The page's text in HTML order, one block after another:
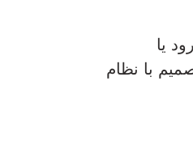
یا
با نظام